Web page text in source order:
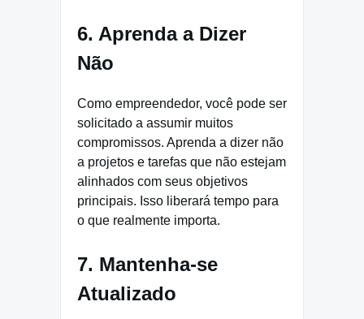
6. Aprenda a Dizer
Não
Como empreendedor, você pode ser
solicitado a assumir muitos
compromissos. Aprenda a dizer não
a projetos e tarefas que não estejam
alinhados com seus objetivos
principais. Isso liberará tempo para
o que realmente importa.
7. Mantenha-se
Atualizado